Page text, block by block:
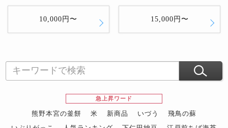
10,000円〜 15,000円〜
急上昇ワード
熊野本宮の釜餅 米 新商品 いづう
飛鳥の蘇